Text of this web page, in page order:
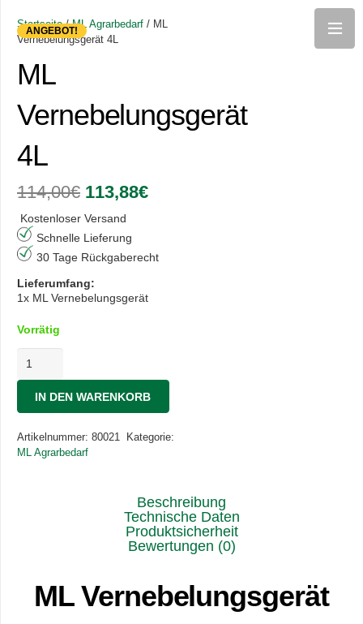
ANGEBOT!
Startseite/ML Agrarbedarf / ML
Vernebelungsgerät 4L
ML
Vernebelungsgerät
4L
114,00€ Ursprünglicher
Preis
war:
114,00€
113,88€Aktueller
Kostenloser Versand
Schnelle Lieferung
30 Tage Rückgaberecht
Lieferumfang:
1x ML Vernebelungsgerät
Vorrätig
Vernebelungsgerät
4L
MengeIN DEN WARENKORB
Artikelnummer: 80021
Kategorie:
ML Agrarbedarf
Beschreibung
Technische Daten
Produktsicherheit
Bewertungen (0)
ML Vernebelungsgerät